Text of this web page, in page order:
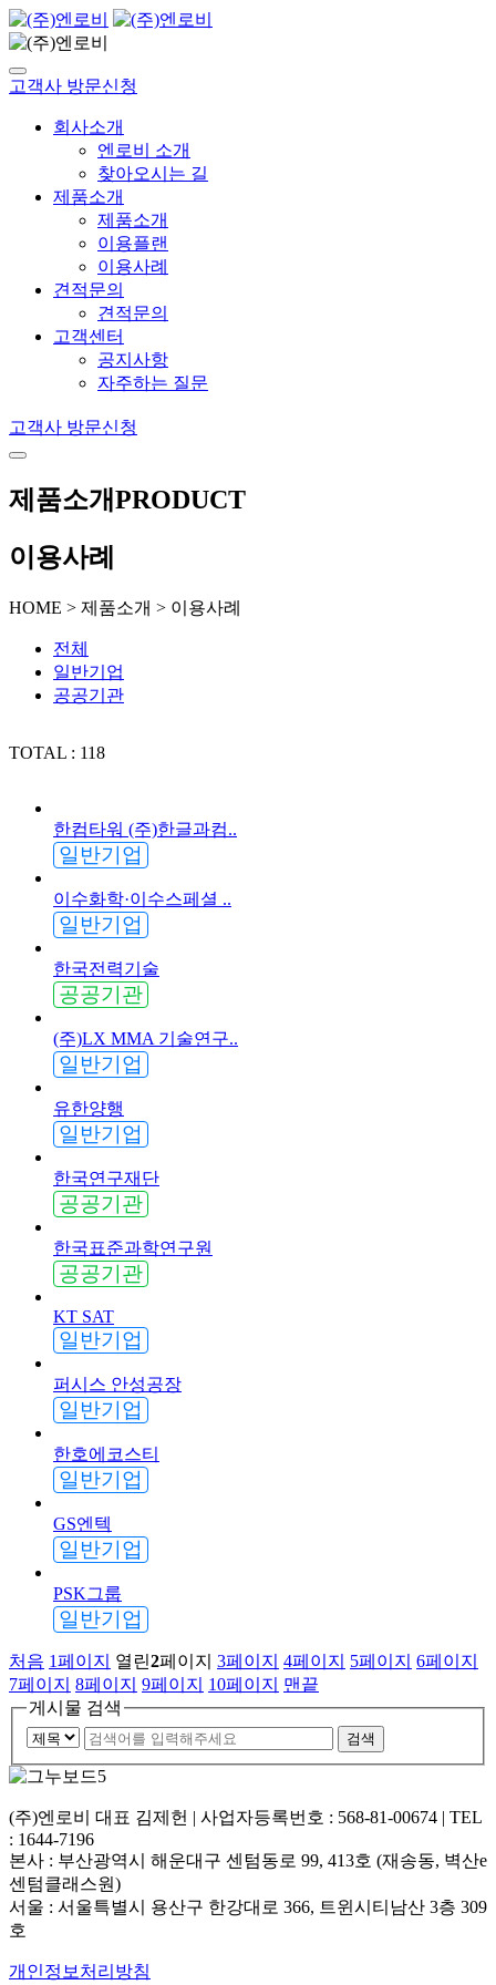
고객사 방문신청
회사소개
엔로비 소개
찾아오시는 길
제품소개
제품소개
이용플랜
이용사례
견적문의
견적문의
고객센터
공지사항
자주하는 질문
고객사 방문신청
제품소개PRODUCT
이용사례
HOME > 제품소개 > 이용사례
전체
일반기업
공공기관
TOTAL : 118
한컴타워 (주)한글과컴..
일반기업
이수화학·이수스페셜 ..
일반기업
한국전력기술
공공기관
(주)LX MMA 기술연구..
일반기업
유한양행
일반기업
한국연구재단
공공기관
한국표준과학연구원
공공기관
KT SAT
일반기업
퍼시스 안성공장
일반기업
한호에코스티
일반기업
GS엔텍
일반기업
PSK그룹
일반기업
처음 1페이지 열린2페이지 3페이지 4페이지 5페이지 6페이지
7페이지 8페이지 9페이지 10페이지
맨끝
게시물 검색
검색
(주)엔로비 대표 김제헌 | 사업자등록번호 : 568-81-00674 | TEL
: 1644-7196
본사 : 부산광역시 해운대구 센텀동로 99, 413호 (재송동, 벽산e
센텀클래스원)
서울 : 서울특별시 용산구 한강대로 366, 트윈시티남산 3층 309
호
개인정보처리방침